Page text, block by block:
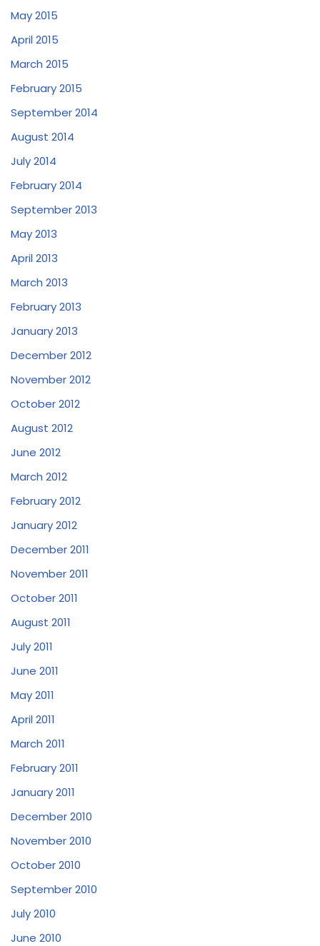
May 2015
April 2015
March 2015
February 2015
September 2014
August 2014
July 2014
February 2014
September 2013
May 2013
April 2013
March 2013
February 2013
January 2013
December 2012
November 2012
October 2012
August 2012
June 2012
March 2012
February 2012
January 2012
December 2011
November 2011
October 2011
August 2011
July 2011
June 2011
May 2011
April 2011
March 2011
February 2011
January 2011
December 2010
November 2010
October 2010
September 2010
July 2010
June 2010